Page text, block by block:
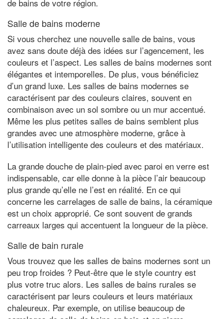
de bains de votre région.
Salle de bains moderne
Si vous cherchez une nouvelle salle de bains, vous
avez sans doute déjà des idées sur l’agencement, les
couleurs et l’aspect. Les salles de bains modernes sont
élégantes et intemporelles. De plus, vous bénéficiez
d’un grand luxe. Les salles de bains modernes se
caractérisent par des couleurs claires, souvent en
combinaison avec un sol sombre ou un mur accentué.
Même les plus petites salles de bains semblent plus
grandes avec une atmosphère moderne, grâce à
l’utilisation intelligente des couleurs et des matériaux.
La grande douche de plain-pied avec paroi en verre est
indispensable, car elle donne à la pièce l’air beaucoup
plus grande qu’elle ne l’est en réalité. En ce qui
concerne les carrelages de salle de bains, la céramique
est un choix approprié. Ce sont souvent de grands
carreaux larges qui accentuent la longueur de la pièce.
Salle de bain rurale
Vous trouvez que les salles de bains modernes sont un
peu trop froides ? Peut-être que le style country est
plus votre truc alors. Les salles de bains rurales se
caractérisent par leurs couleurs et leurs matériaux
chaleureux. Par exemple, on utilise beaucoup de